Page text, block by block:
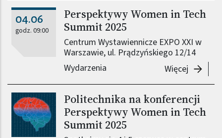
04.06
godz. 09:00
Perspektywy Women in Tech
Summit 2025
Centrum Wystawiennicze EXPO XXI w
Warszawie, ul. Prądzyńskiego 12/14
Wydarzenia
Więcej
Obraz (old)
Politechnika na konferencji
Perspektywy Women in Tech
Summit 2025